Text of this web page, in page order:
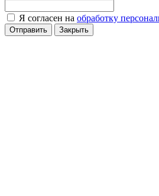
Я согласен на обработку
Отправить Закрыть